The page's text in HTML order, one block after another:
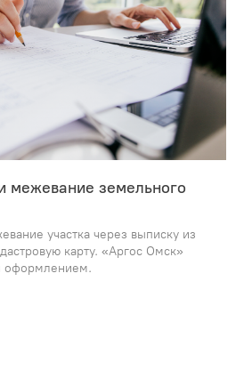
межевание земельного
участка через выписку из
карту. «Аргос Омск»
оформлением.